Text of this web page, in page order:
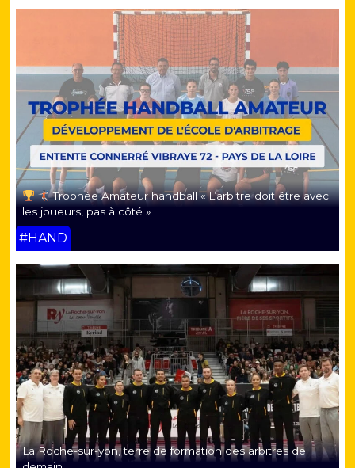
Trophée Amateur handball « L’arbitre doit être avec
les joueurs, pas à côté »
#HAND
La Roche-sur-yon, terre de formation des arbitres de